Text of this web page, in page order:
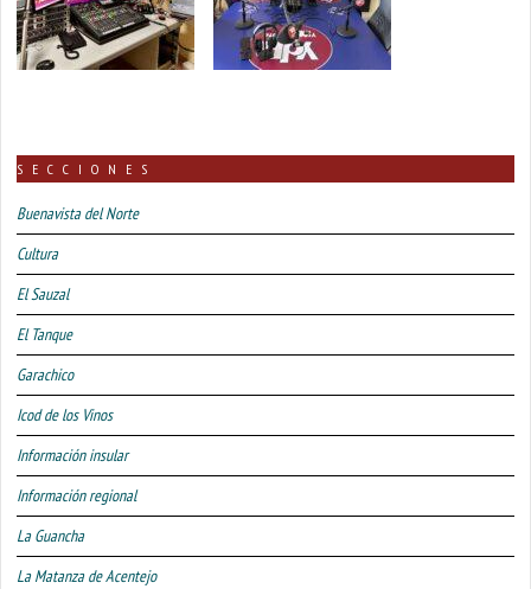
SECCIONES
Buenavista del Norte
Cultura
El Sauzal
El Tanque
Garachico
Icod de los Vinos
Información insular
Información regional
La Guancha
La Matanza de Acentejo